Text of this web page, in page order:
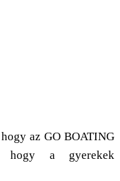
az GO BOATING
a gyerekek